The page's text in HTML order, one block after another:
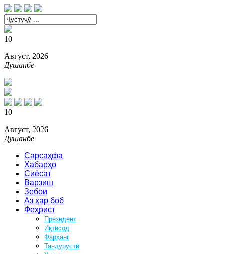
10
Август, 2026
Душанбе
10
Август, 2026
Душанбе
Сарсаҳфа
Хабарҳо
Сиёсат
Варзиш
Зебоӣ
Аз ҳар боб
Феҳрист
Президент
Иқтисод
Фарҳанг
Тандурустӣ